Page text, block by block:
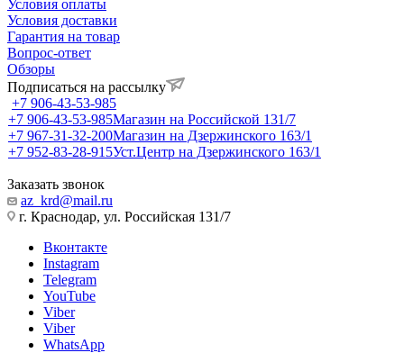
Условия оплаты
Условия доставки
Гарантия на товар
Вопрос-ответ
Обзоры
Подписаться на рассылку
+7 906-43-53-985
+7 906-43-53-985Магазин на Российской 131/7
+7 967-31-32-200Магазин на Дзержинского 163/1
+7 952-83-28-915Уст.Центр на Дзержинского 163/1
Заказать звонок
az_krd@mail.ru
г. Краснодар, ул. Российская 131/7
Вконтакте
Instagram
Telegram
YouTube
Viber
Viber
WhatsApp